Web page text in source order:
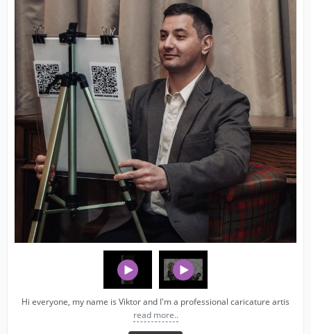
Hi everyone, my name is Viktor and I'm a professional caricature artis
read more..